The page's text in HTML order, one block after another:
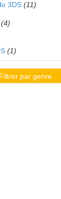
3DS (11)
(4)
(1)
Filtrer par genre